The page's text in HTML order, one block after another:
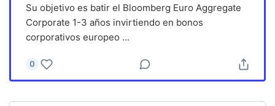
Su objetivo es batir el Bloomberg Euro Aggregate
Corporate 1-3 años invirtiendo en bonos
corporativos europeo ...
0